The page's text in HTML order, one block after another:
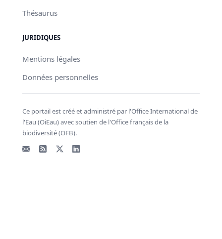
Thésaurus
JURIDIQUES
Mentions légales
Données personnelles
Ce portail est créé et administré par l'Office International de
l'Eau (OiEau) avec soutien de l'Office français de la
biodiversité (OFB).